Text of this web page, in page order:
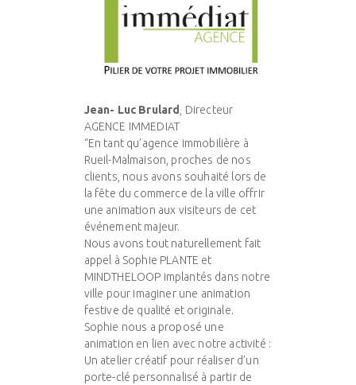
Jean- Luc Brulard
, Directeur
AGENCE IMMEDIAT
“En tant qu’agence immobilière à
Rueil-Malmaison, proches de nos
clients, nous avons souhaité lors de
la fête du commerce de la ville offrir
une animation aux visiteurs de cet
événement majeur.
Nous avons tout naturellement fait
appel à Sophie PLANTE et
MINDTHELOOP implantés dans notre
ville pour imaginer une animation
festive de qualité et originale.
Sophie nous a proposé une
animation en lien avec notre activité :
Un atelier créatif pour réaliser d’un
porte-clé personnalisé à partir de